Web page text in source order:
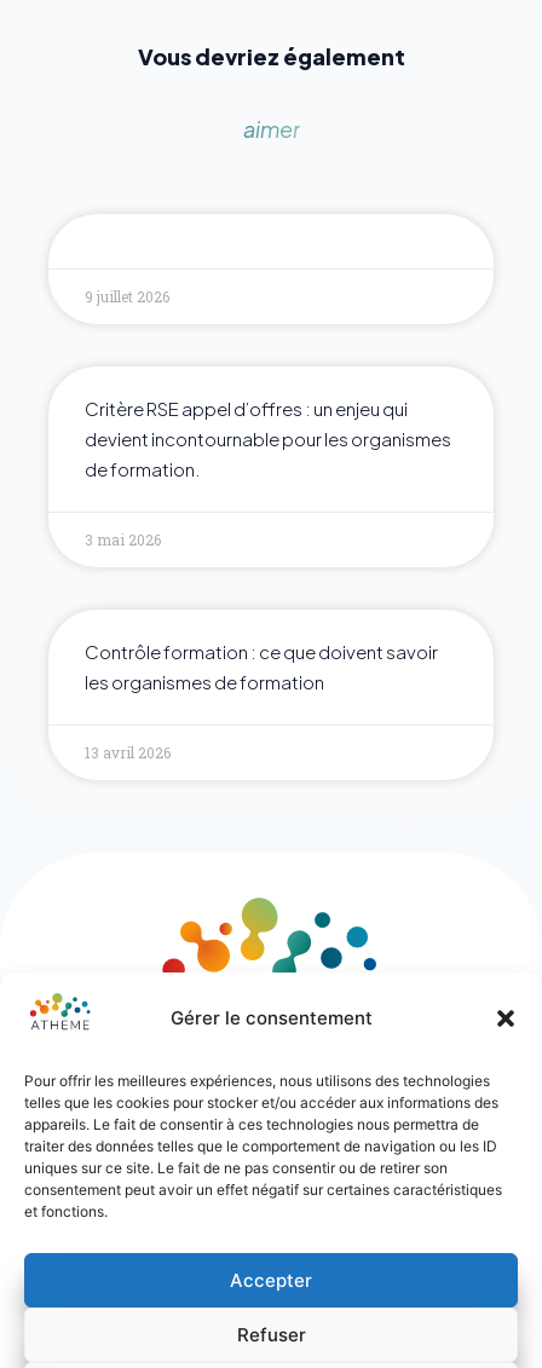
Gérer le consentement
Pour offrir les meilleures expériences, nous utilisons des technologies
telles que les cookies pour stocker et/ou accéder aux informations des
appareils. Le fait de consentir à ces technologies nous permettra de
traiter des données telles que le comportement de navigation ou les ID
uniques sur ce site. Le fait de ne pas consentir ou de retirer son
consentement peut avoir un effet négatif sur certaines caractéristiques
et fonctions.
Accepter
Refuser
Vous devriez également
aimer
9 juillet 2026
Critère RSE appel d’offres : un enjeu qui
devient incontournable pour les organismes
de formation.
3 mai 2026
Contrôle formation : ce que doivent savoir
les organismes de formation
13 avril 2026